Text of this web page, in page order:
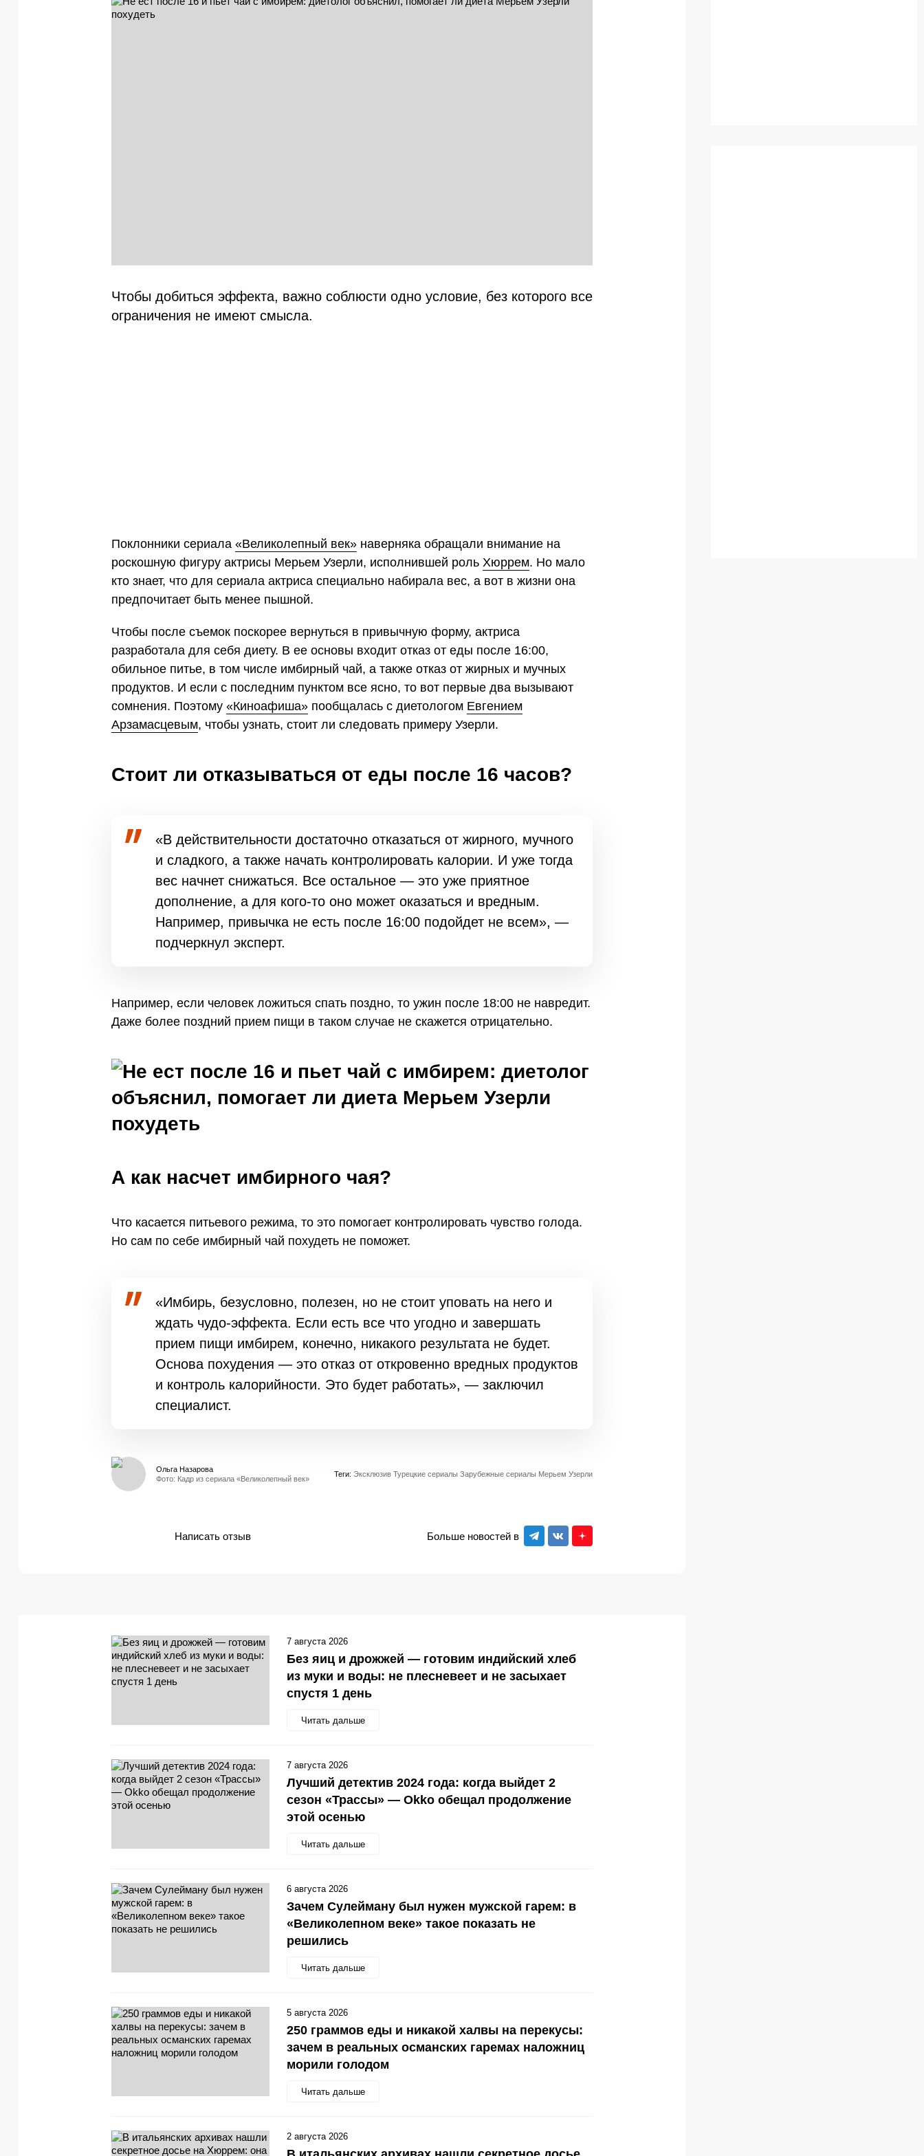
Чтобы добиться эффекта, важно соблюсти одно условие, без которого все
ограничения не имеют смысла.
Поклонники сериала «Великолепный век» наверняка обращали внимание на
роскошную фигуру актрисы Мерьем Узерли, исполнившей роль Хюррем. Но мало
кто знает, что для сериала актриса специально набирала вес, а вот в жизни она
предпочитает быть менее пышной.
Чтобы после съемок поскорее вернуться в привычную форму, актриса
разработала для себя диету. В ее основы входит отказ от еды после 16:00,
обильное питье, в том числе имбирный чай, а также отказ от жирных и мучных
продуктов. И если с последним пунктом все ясно, то вот первые два вызывают
сомнения. Поэтому «Киноафиша» пообщалась с диетологом Евгением
Арзамасцевым, чтобы узнать, стоит ли следовать примеру Узерли.
Стоит ли отказываться от еды после 16 часов?
«В действительности достаточно отказаться от жирного, мучного
и сладкого, а также начать контролировать калории. И уже тогда
вес начнет снижаться. Все остальное — это уже приятное
дополнение, а для кого-то оно может оказаться и вредным.
Например, привычка не есть после 16:00 подойдет не всем», —
подчеркнул эксперт.
Например, если человек ложиться спать поздно, то ужин после 18:00 не навредит.
Даже более поздний прием пищи в таком случае не скажется отрицательно.
А как насчет имбирного чая?
Что касается питьевого режима, то это помогает контролировать чувство голода.
Но сам по себе имбирный чай похудеть не поможет.
«Имбирь, безусловно, полезен, но не стоит уповать на него и
ждать чудо-эффекта. Если есть все что угодно и завершать
прием пищи имбирем, конечно, никакого результата не будет.
Основа похудения — это отказ от откровенно вредных продуктов
и контроль калорийности. Это будет работать», — заключил
специалист.
Фото: Кадр из сериала «Великолепный век»
Ольга Назарова
Теги: Эксклюзив Турецкие сериалы Зарубежные сериалы Мерьем Узерли
Больше новостей в
Написать отзыв
Без яиц и дрожжей — готовим индийский хлеб
из муки и воды: не плесневеет и не засыхает
спустя 1 день
Читать дальше
7 августа 2026
Лучший детектив 2024 года: когда выйдет 2
сезон «Трассы» — Okko обещал продолжение
этой осенью
Читать дальше
7 августа 2026
Зачем Сулейману был нужен мужской гарем: в
«Великолепном веке» такое показать не
решились
Читать дальше
6 августа 2026
250 граммов еды и никакой халвы на перекусы:
зачем в реальных османских гаремах наложниц
морили голодом
Читать дальше
5 августа 2026
2 августа 2026